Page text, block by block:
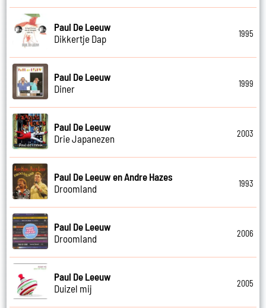
Paul De Leeuw
Dikkertje Dap
1995
Paul De Leeuw
Diner
1999
Paul De Leeuw
Drie Japanezen
2003
Paul De Leeuw en Andre Hazes
Droomland
1993
Paul De Leeuw
Droomland
2006
Paul De Leeuw
Duizel mij
2005